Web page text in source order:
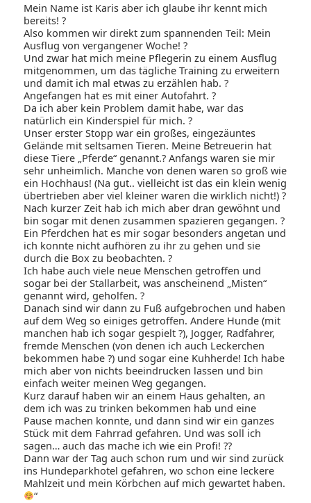
Mein Name ist Karis aber ich glaube ihr kennt mich
bereits! ?
Also kommen wir direkt zum spannenden Teil: Mein
Ausflug von vergangener Woche! ?
Und zwar hat mich meine Pflegerin zu einem Ausflug
mitgenommen, um das tägliche Training zu erweitern
und damit ich mal etwas zu erzählen hab. ?
Angefangen hat es mit einer Autofahrt. ?
Da ich aber kein Problem damit habe, war das
natürlich ein Kinderspiel für mich. ?
Unser erster Stopp war ein großes, eingezäuntes
Gelände mit seltsamen Tieren. Meine Betreuerin hat
diese Tiere „Pferde“ genannt.? Anfangs waren sie mir
sehr unheimlich. Manche von denen waren so groß wie
ein Hochhaus! (Na gut.. vielleicht ist das ein klein wenig
übertrieben aber viel kleiner waren die wirklich nicht!) ?
Nach kurzer Zeit hab ich mich aber dran gewöhnt und
bin sogar mit denen zusammen spazieren gegangen. ?
Ein Pferdchen hat es mir sogar besonders angetan und
ich konnte nicht aufhören zu ihr zu gehen und sie
durch die Box zu beobachten. ?
Ich habe auch viele neue Menschen getroffen und
sogar bei der Stallarbeit, was anscheinend „Misten“
genannt wird, geholfen. ?
Danach sind wir dann zu Fuß aufgebrochen und haben
auf dem Weg so einiges getroffen. Andere Hunde (mit
manchen hab ich sogar gespielt ?), Jogger, Radfahrer,
fremde Menschen (von denen ich auch Leckerchen
bekommen habe ?) und sogar eine Kuhherde! Ich habe
mich aber von nichts beeindrucken lassen und bin
einfach weiter meinen Weg gegangen.
Kurz darauf haben wir an einem Haus gehalten, an
dem ich was zu trinken bekommen hab und eine
Pause machen konnte, und dann sind wir ein ganzes
Stück mit dem Fahrrad gefahren. Und was soll ich
sagen… auch das mache ich wie ein Profi! ??
Dann war der Tag auch schon rum und wir sind zurück
ins Hundeparkhotel gefahren, wo schon eine leckere
Mahlzeit und mein Körbchen auf mich gewartet haben.
“